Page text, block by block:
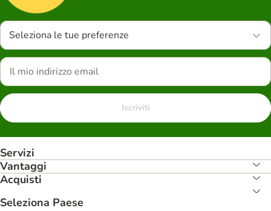
Seleziona le tue preferenze
Iscriviti
Servizi
Vantaggi
Acquisti
Seleziona Paese